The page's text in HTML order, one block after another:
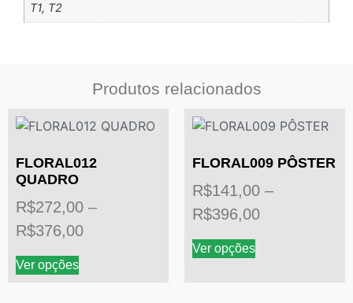
T1, T2
Produtos relacionados
FLORAL012
QUADRO
R$272,00 –
R$376,00
Ver opções
FLORAL009 PÔSTER
R$141,00 –
R$396,00
Ver opções